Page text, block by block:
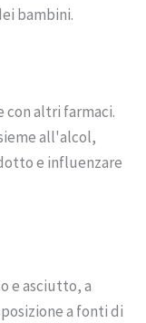
bambini.
altri farmaci.
all'alcol,
e influenzare
e asciutto, a
a fonti di